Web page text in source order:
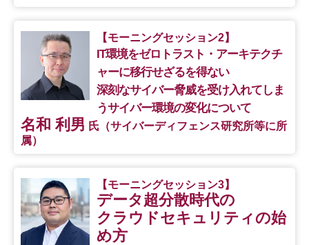
【モーニングセッション2】
IT環境をゼロトラスト・アーキテクチ
ャーに移行せざるを得ない
深刻なサイバー脅威を受け入れてしま
うサイバー環境の変化について
名和 利男 氏（サイバーディフェンス研究所等に所
属）
【モーニングセッション3】
データ超分散時代の
クラウドセキュリティの始
め方